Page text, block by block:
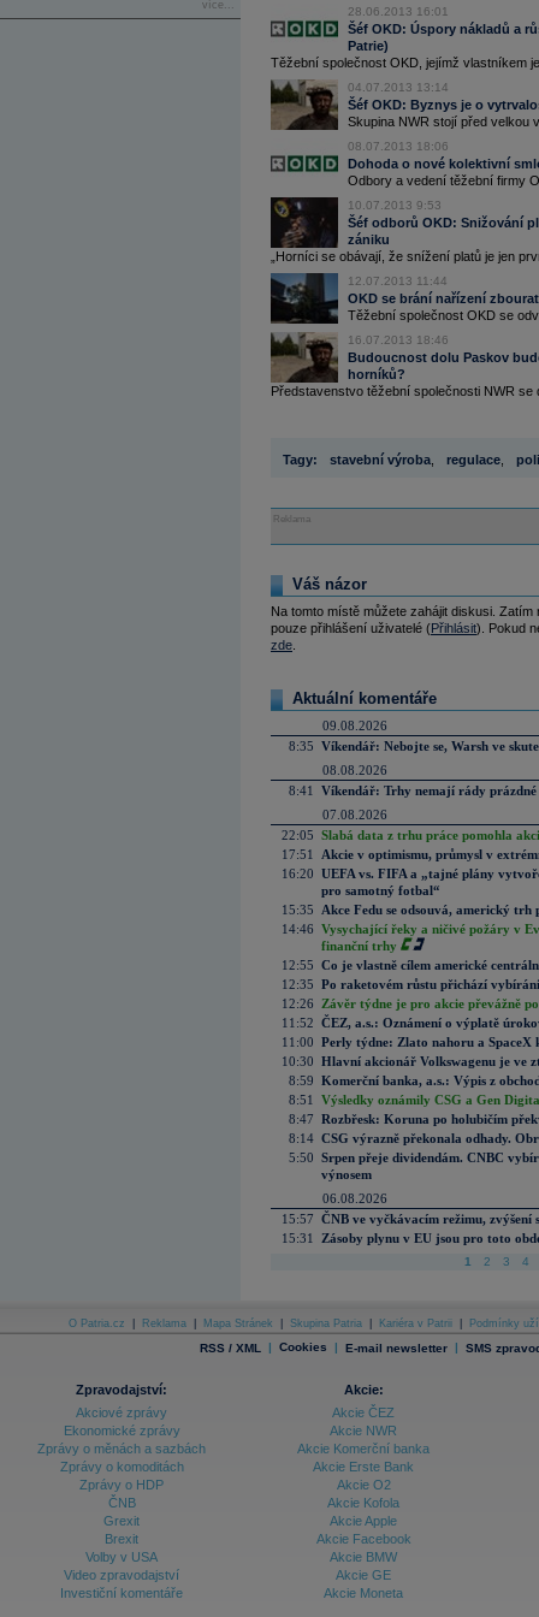
více... 28.06.2013 16:01
Šéf OKD: Úspory nákladů a
Patrie)
Těžební společnost OKD, jejímž vlastníkem
04.07.2013 13:14
Šéf OKD: Byznys je o
Skupina NWR stojí před velkou
08.07.2013 18:06
Dohoda o nové kolektivní
Odbory a vedení těžební firmy
10.07.2013 9:53
Šéf odborů OKD: Snižování
zániku
„Horníci se obávají, že snížení platů je jen
12.07.2013 11:44
OKD se brání nařízení
Těžební společnost OKD se
16.07.2013 18:46
Budoucnost dolu Paskov
horníků?
Představenstvo těžební společnosti NWR
Tagy: stavební výroba regulace
Reklama
Váš názor
Na tomto místě můžete zahájit diskusi.
pouze přihlášení uživatelé (Přihlásit). Pokud
zde
Aktuální komentáře
09.08.2026
8:35 Víkendář: Nebojte se, Warsh ve
08.08.2026
8:41
Víkendář: Trhy nemají rády prázdné
07.08.2026
22:05 Slabá data z trhu práce pomohla
17:51
Akcie v optimismu, průmysl v
16:20 UEFA vs. FIFA a „tajné plány
pro samotný fotbal“
15:35
Akce Fedu se odsouvá, americký
14:46 Vysychající řeky a ničivé požáry v
finanční trhy
12:55 Co je vlastně cílem americké
12:35 Po raketovém růstu přichází
12:26
Závěr týdne je pro akcie převážně
11:52 ČEZ, a.s.: Oznámení o výplatě
11:00 Perly týdne: Zlato nahoru a SpaceX
10:30 Hlavní akcionář Volkswagenu je ve
8:59 Komerční banka, a.s.: Výpis z
8:51
Výsledky oznámily CSG a Gen
8:47 Rozbřesk: Koruna po holubičím
8:14 CSG výrazně překonala odhady.
5:50 Srpen přeje dividendám. CNBC
výnosem
06.08.2026
15:57 ČNB ve vyčkávacím režimu, zvýšení
15:31
Zásoby plynu v EU jsou pro toto
1 2 3 4
O Patria.cz Reklama Mapa Stránek Skupina Patria Kariéra v Patrii Podmínky
RSS / XML | Cookies | E-mail newsletter | SMS
Zpravodajství:
Akciové zprávy
Ekonomické zprávy
Zprávy o měnách a sazbách
Zprávy o komoditách
Zprávy o HDP
ČNB
Grexit
Brexit
Volby v USA
Video zpravodajství
Investiční komentáře
Akcie:
Akcie ČEZ
Akcie NWR
Akcie Komerční banka
Akcie Erste Bank
Akcie O2
Akcie Kofola
Akcie Apple
Akcie Facebook
Akcie BMW
Akcie GE
Akcie Moneta